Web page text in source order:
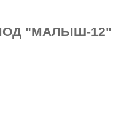
"МАЛЫШ-12"